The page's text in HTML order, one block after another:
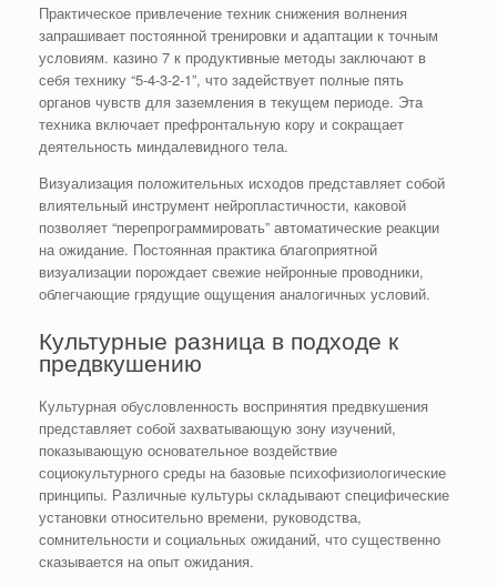
Практическое привлечение техник снижения волнения
запрашивает постоянной тренировки и адаптации к точным
условиям. казино 7 к продуктивные методы заключают в
себя технику “5-4-3-2-1”, что задействует полные пять
органов чувств для заземления в текущем периоде. Эта
техника включает префронтальную кору и сокращает
деятельность миндалевидного тела.
Визуализация положительных исходов представляет собой
влиятельный инструмент нейропластичности, каковой
позволяет “перепрограммировать” автоматические реакции
на ожидание. Постоянная практика благоприятной
визуализации порождает свежие нейронные проводники,
облегчающие грядущие ощущения аналогичных условий.
Культурные разница в подходе к
предвкушению
Культурная обусловленность воспринятия предвкушения
представляет собой захватывающую зону изучений,
показывающую основательное воздействие
социокультурного среды на базовые психофизиологические
принципы. Различные культуры складывают специфические
установки относительно времени, руководства,
сомнительности и социальных ожиданий, что существенно
сказывается на опыт ожидания.